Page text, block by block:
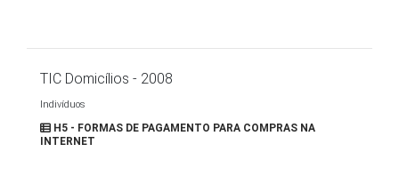
TIC Domicílios - 2008
Indivíduos
H5 - FORMAS DE PAGAMENTO PARA COMPRAS NA
INTERNET